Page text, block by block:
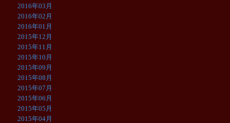
2016年03月
2016年02月
2016年01月
2015年12月
2015年11月
2015年10月
2015年09月
2015年08月
2015年07月
2015年06月
2015年05月
2015年04月